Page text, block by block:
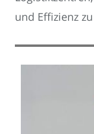
und Effizienz